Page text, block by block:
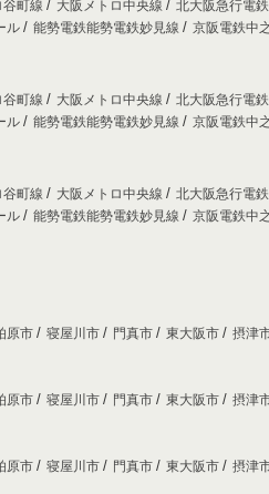
谷町線 大阪メトロ中央線 北大阪急行電鉄
ル 能勢電鉄能勢電鉄妙見線
京阪電鉄中
谷町線 大阪メトロ中央線 北大阪急行電鉄
ル 能勢電鉄能勢電鉄妙見線
京阪電鉄中
谷町線 大阪メトロ中央線 北大阪急行電鉄
ル 能勢電鉄能勢電鉄妙見線
京阪電鉄中
原市 寝屋川市 門真市 東大阪市 摂津
原市 寝屋川市 門真市 東大阪市 摂津
原市 寝屋川市 門真市 東大阪市 摂津